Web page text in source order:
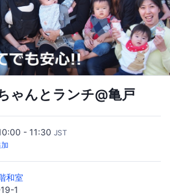
ゃんとランチ@亀戸
- 11:30 JST
和室
1